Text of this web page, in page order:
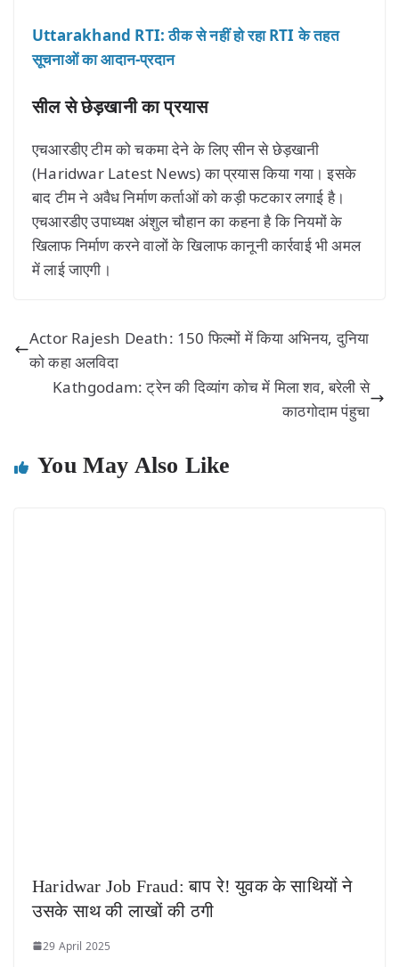
Uttarakhand RTI: ठीक से नहीं हो रहा RTI के तहत
सूचनाओं का आदान-प्रदान
सील से छेड़खानी का प्रयास
एचआरडीए टीम को चकमा देने के लिए सीन से छेड़खानी
(Haridwar Latest News) का प्रयास किया गया। इसके
बाद टीम ने अवैध निर्माण कर्ताओं को कड़ी फटकार लगाई है।
एचआरडीए उपाध्यक्ष अंशुल चौहान का कहना है कि नियमों के
खिलाफ निर्माण करने वालों के खिलाफ कानूनी कार्रवाई भी अमल
में लाई जाएगी।
Actor Rajesh Death: 150 फिल्मों में किया अभिनय, दुनिया
को कहा अलविदा
Kathgodam: ट्रेन की दिव्यांग कोच में मिला शव, बरेली से
काठगोदाम पंहुचा
You May Also Like
Haridwar Job Fraud: बाप रे! युवक के साथियों ने
उसके साथ की लाखों की ठगी
29 April 2025